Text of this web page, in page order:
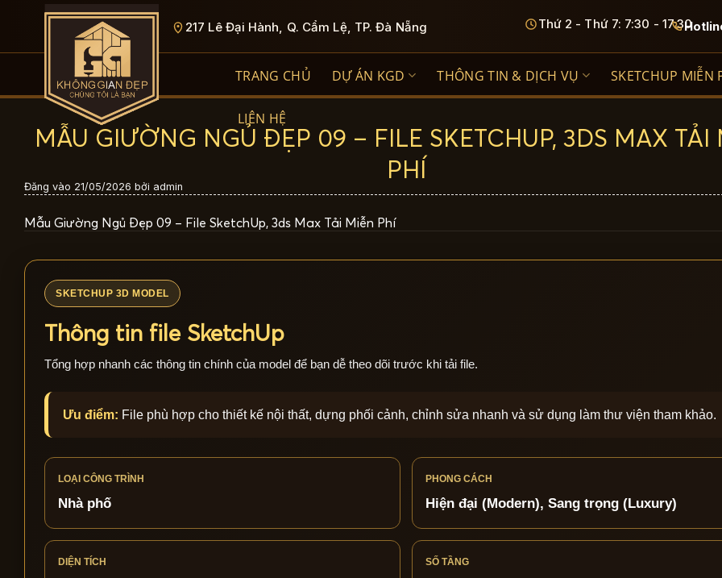
217 Lê Đại Hành, Q. Cẩm Lệ, TP. Đà Nẵng Thứ 2 - Thứ 7: 7:30 - 17:30
TRANG CHỦ DỰ ÁN KGD THÔNG TIN & DỊCH VỤ SKETCHUP MIỄN
LIÊN HỆ
MẪU GIƯỜNG NGỦ ĐẸP 09 – FILE SKETCHUP, 3DS MAX TẢI
PHÍ
Đăng vào 21/05/2026 bởi admin
Mẫu Giường Ngủ Đẹp 09 – File SketchUp, 3ds Max Tải Miễn Phí
SKETCHUP 3D MODEL
Thông tin file SketchUp
Tổng hợp nhanh các thông tin chính của model để bạn dễ theo dõi trước khi tải file.
Ưu điểm: File phù hợp cho thiết kế nội thất, dựng phối cảnh, chỉnh sửa nhanh và sử dụng làm thư viện tham khảo.
LOẠI CÔNG TRÌNH
Nhà phố
PHONG CÁCH
Hiện đại (Modern), Sang trọng (Luxury)
DIỆN TÍCH SỐ TẦNG